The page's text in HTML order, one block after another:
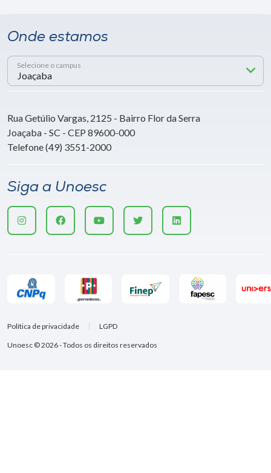
Onde estamos
Selecione o campus
Rua Getúlio Vargas, 2125 - Bairro Flor da Serra
Joaçaba - SC - CEP 89600-000
Telefone (49) 3551-2000
Siga a Unoesc
Unoesc © 2026 - Todos os direitos reservados
Política de privacidade LGPD